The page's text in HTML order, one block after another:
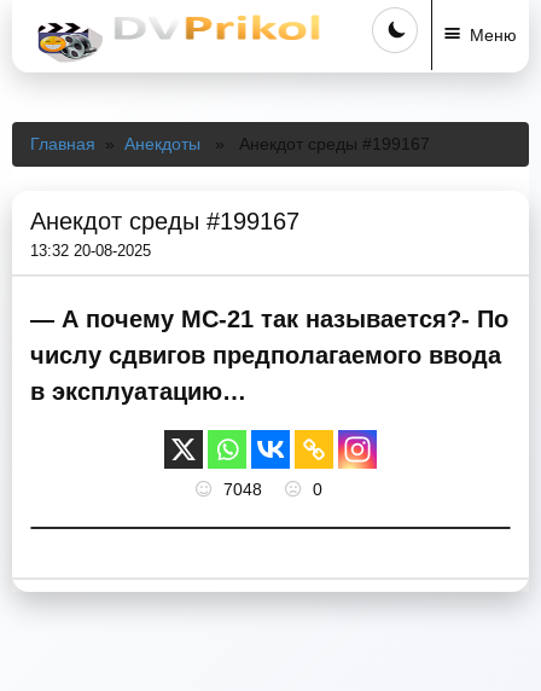
Меню
Главная » Анекдоты » Анекдот среды #199167
Анекдот среды #199167
13:32 20-08-2025
— А почему МС-21 так называется?- По
числу сдвигов предполагаемого ввода
в эксплуатацию…
7048 0